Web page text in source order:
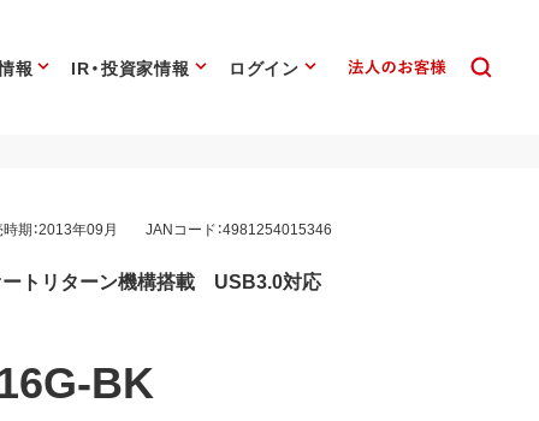
報 IR・投資家情報 ログイン
期：2013年09月 JANコード：4981254015346
ートリターン機構搭載 USB3.0対応
BK